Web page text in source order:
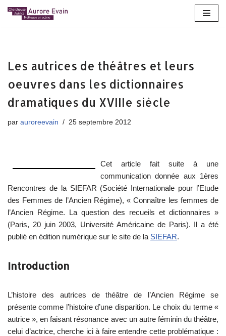
Les autrices de théâtres et leurs
oeuvres dans les dictionnaires
dramatiques du XVIIIe siècle
par auroreevain 25 septembre 2012
Cet article fait suite à une
communication donnée aux 1ères
Rencontres de la SIEFAR (Société Internationale pour l’Etude
des Femmes de l’Ancien Régime), « Connaître les femmes de
l’Ancien Régime. La question des recueils et dictionnaires »
(Paris, 20 juin 2003, Université Américaine de Paris). Il a été
publié en édition numérique sur le site de la SIEFAR.
Introduction
L’histoire des autrices de théâtre de l’Ancien Régime se
présente comme l’histoire d’une disparition. Le choix du terme «
autrice », en faisant résonance avec un autre féminin du théâtre,
celui d’actrice, cherche ici à faire entendre cette problématique :